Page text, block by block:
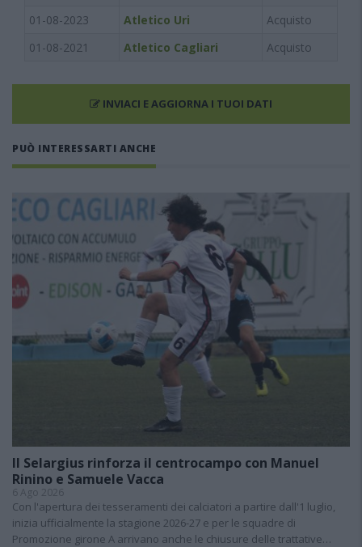
01-08-2023
Atletico Uri
Acquisto
01-08-2021
Atletico Cagliari Acquisto
INVIACI E AGGIORNA I TUOI DATI
PUÒ INTERESSARTI ANCHE
Il Selargius rinforza il centrocampo con Manuel
Rinino e Samuele Vacca
6 Ago 2026
Con l'apertura dei tesseramenti dei calciatori a partire dall'1 luglio,
inizia ufficialmente la stagione 2026-27 e per le squadre di
Promozione girone A arrivano anche le chiusure delle trattative…